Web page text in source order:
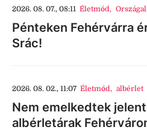
2026. 08. 07., 08:11 Életmód,
Pénteken Fehérvárra
Srác!
2026. 08. 02., 11:07 Életmód, albérlet
Nem emelkedtek
albérletárak